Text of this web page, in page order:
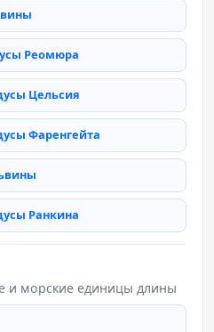
Реомюра
Цельсия
Фаренгейта
Ранкина
и морские единицы длины